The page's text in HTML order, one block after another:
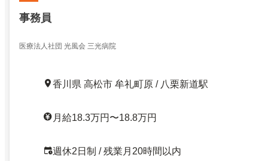
事務員
医療法人社団 光風会 三光病院
香川県 高松市 牟礼町原 / 八栗新道駅
月給18.3万円〜18.8万円
週休2日制 / 残業月20時間以内